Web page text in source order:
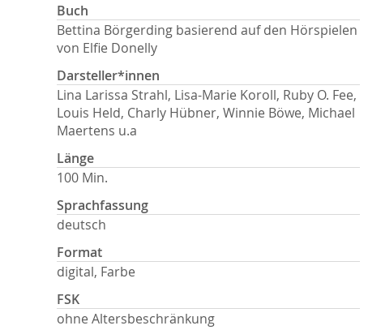
Buch
Bettina Börgerding basierend auf den Hörspielen
von Elfie Donelly
Darsteller*innen
Lina Larissa Strahl, Lisa-Marie Koroll, Ruby O. Fee,
Louis Held, Charly Hübner, Winnie Böwe, Michael
Maertens u.a
Länge
100 Min.
Sprachfassung
deutsch
Format
digital, Farbe
FSK
ohne Altersbeschränkung